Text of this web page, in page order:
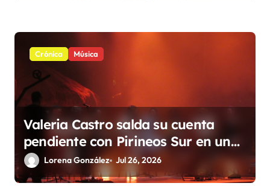
Crónica Música
Valeria Castro salda su cuenta
pendiente con Pirineos Sur en una
noche de emoción y complicidad
Lorena González Jul 26, 2026